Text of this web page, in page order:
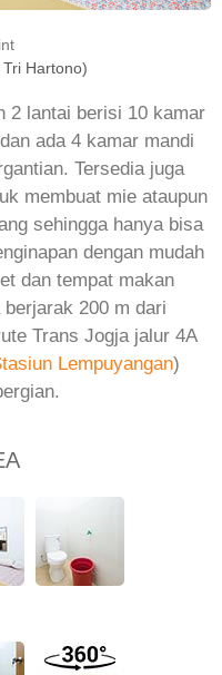
Hartono)
2 lantai berisi 10 kamar
ada 4 kamar mandi
Tersedia juga
membuat mie ataupun
sehingga hanya bisa
dengan mudah
dan tempat makan
200 m dari
Trans Jogja jalur 4A
Lempuyangan)